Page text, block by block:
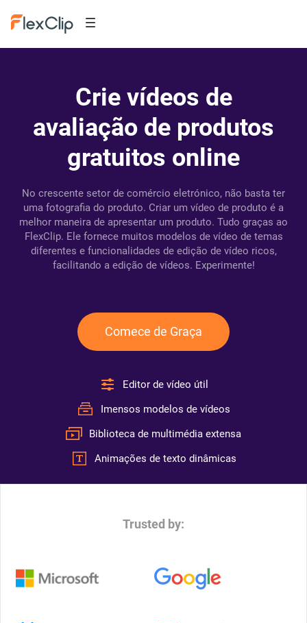
Crie vídeos de
avaliação de produtos
gratuitos online
No crescente setor de comércio eletrónico, não basta ter
uma fotografia do produto. Criar um vídeo de produto é a
melhor maneira de apresentar um produto. Tudo graças ao
FlexClip. Ele fornece muitos modelos de vídeo de temas
diferentes e funcionalidades de edição de vídeo ricos,
facilitando a edição de vídeos. Experimente!
Comece de Graça
Editor de vídeo útil
Imensos modelos de vídeos
Biblioteca de multimédia extensa
Animações de texto dinâmicas
Trusted by: